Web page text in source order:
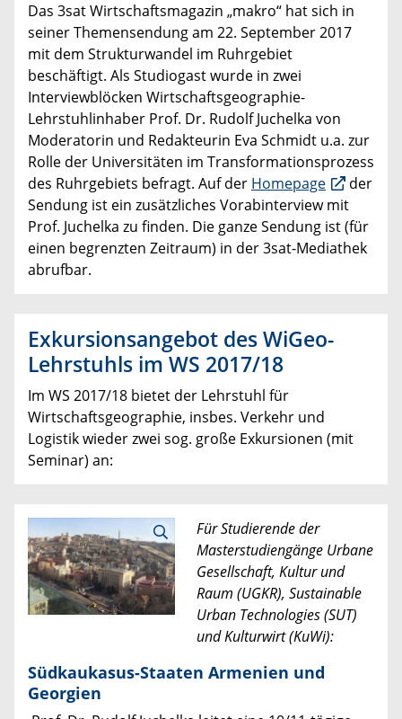
Das 3sat Wirtschaftsmagazin „makro“ hat sich in
seiner Themensendung am 22. September 2017
mit dem Strukturwandel im Ruhrgebiet
beschäftigt. Als Studiogast wurde in zwei
Interviewblöcken Wirtschaftsgeographie-
Lehrstuhlinhaber Prof. Dr. Rudolf Juchelka von
Moderatorin und Redakteurin Eva Schmidt u.a. zur
Rolle der Universitäten im Transformationsprozess
des Ruhrgebiets befragt. Auf der Homepage
der
Sendung ist ein zusätzliches Vorabinterview mit
Prof. Juchelka zu finden. Die ganze Sendung ist (für
einen begrenzten Zeitraum) in der 3sat-Mediathek
abrufbar.
Exkursionsangebot des WiGeo-
Lehrstuhls im WS 2017/18
Im WS 2017/18 bietet der Lehrstuhl für
Wirtschaftsgeographie, insbes. Verkehr und
Logistik wieder zwei sog. große Exkursionen (mit
Seminar) an:
Für Studierende der
Masterstudiengänge Urbane
Gesellschaft, Kultur und
Raum (UGKR), Sustainable
Urban Technologies (SUT)
und Kulturwirt (KuWi):
Südkaukasus-Staaten Armenien und
Georgien